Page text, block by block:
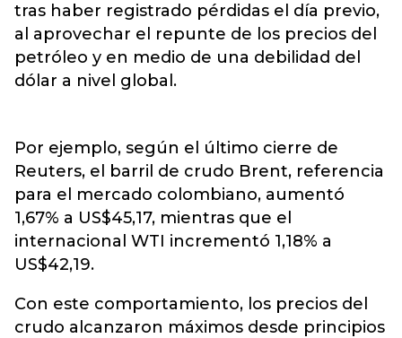
tras haber registrado pérdidas el día previo,
al aprovechar el repunte de los precios del
petróleo y en medio de una debilidad del
dólar a nivel global.
Por ejemplo, según el último cierre de
Reuters, el barril de crudo Brent, referencia
para el mercado colombiano, aumentó
1,67% a US$45,17, mientras que el
internacional WTI incrementó 1,18% a
US$42,19.
Con este comportamiento, los precios del
crudo alcanzaron máximos desde principios